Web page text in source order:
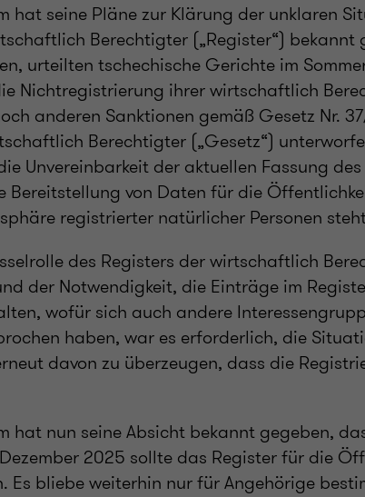
hat seine Pläne zur Klärung der unklaren
Berechtigter („Register“) bekannt
urteilten tschechische Gerichte im
Nichtregistrierung ihrer wirtschaftlich
anderen Sanktionen gemäß Gesetz Nr.
Berechtigter („Gesetz“)
Unvereinbarkeit der aktuellen Fassung
Bereitstellung von Daten für die
registrierter natürlicher Personen
des Registers der wirtschaftlich
der Notwendigkeit, die Einträge im
wofür sich auch andere
haben, war es erforderlich, die
davon zu überzeugen, dass die
hat nun seine Absicht bekannt gegeben,
2025 sollte das Register für die
Es bliebe weiterhin nur für Angehörige